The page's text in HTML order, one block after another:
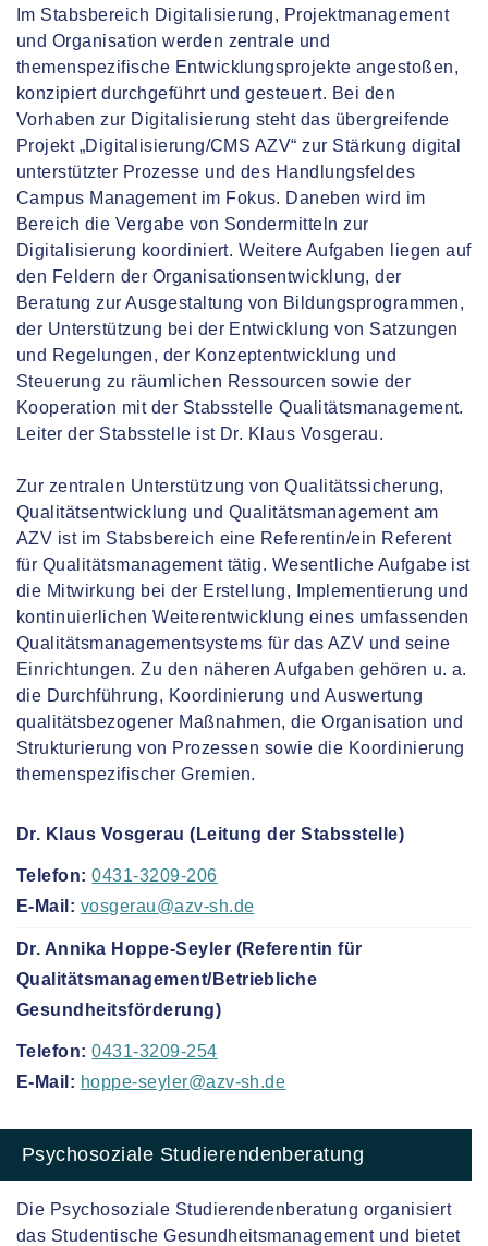
Im Stabsbereich Digitalisierung, Projektmanagement
und Organisation werden zentrale und
themenspezifische Entwicklungsprojekte angestoßen,
konzipiert durchgeführt und gesteuert. Bei den
Vorhaben zur Digitalisierung steht das übergreifende
Projekt „Digitalisierung/CMS AZV“ zur Stärkung digital
unterstützter Prozesse und des Handlungsfeldes
Campus Management im Fokus. Daneben wird im
Bereich die Vergabe von Sondermitteln zur
Digitalisierung koordiniert. Weitere Aufgaben liegen auf
den Feldern der Organisationsentwicklung, der
Beratung zur Ausgestaltung von Bildungsprogrammen,
der Unterstützung bei der Entwicklung von Satzungen
und Regelungen, der Konzeptentwicklung und
Steuerung zu räumlichen Ressourcen sowie der
Kooperation mit der Stabsstelle Qualitätsmanagement.
Leiter der Stabsstelle ist Dr. Klaus Vosgerau.
Zur zentralen Unterstützung von Qualitätssicherung,
Qualitätsentwicklung und Qualitätsmanagement am
AZV ist im Stabsbereich eine Referentin/ein Referent
für Qualitätsmanagement tätig. Wesentliche Aufgabe ist
die Mitwirkung bei der Erstellung, Implementierung und
kontinuierlichen Weiterentwicklung eines umfassenden
Qualitätsmanagementsystems für das AZV und seine
Einrichtungen. Zu den näheren Aufgaben gehören u. a.
die Durchführung, Koordinierung und Auswertung
qualitätsbezogener Maßnahmen, die Organisation und
Strukturierung von Prozessen sowie die Koordinierung
themenspezifischer Gremien.
Dr. Klaus Vosgerau (Leitung der Stabsstelle)
Telefon: 0431-3209-206
E-Mail: vosgerau@azv-sh.de
Dr. Annika Hoppe-Seyler (Referentin für
Qualitätsmanagement/Betriebliche
Gesundheitsförderung)
Telefon: 0431-3209-254
E-Mail: hoppe-seyler@azv-sh.de
Psychosoziale Studierendenberatung
Die Psychosoziale Studierendenberatung organisiert
das Studentische Gesundheitsmanagement und bietet